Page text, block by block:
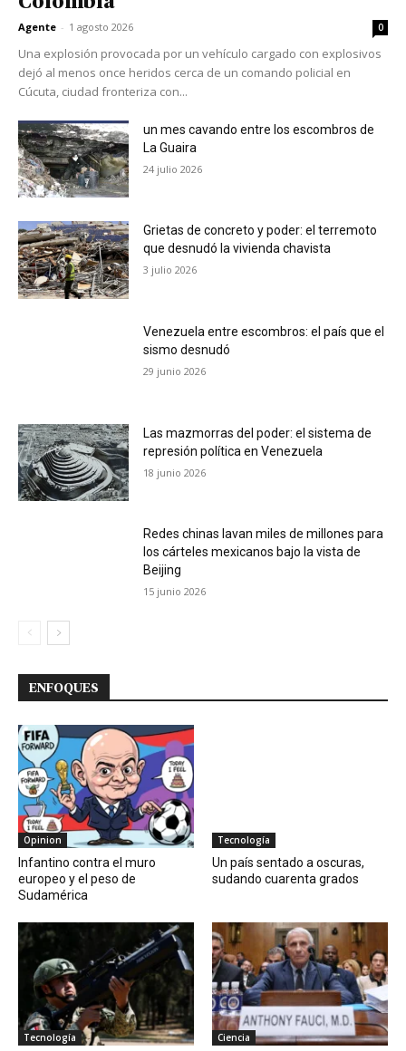
Agente - 1 agosto 2026 0
Una explosión provocada por un vehículo cargado con explosivos
dejó al menos once heridos cerca de un comando policial en
Cúcuta, ciudad fronteriza con...
un mes cavando entre los escombros de
La Guaira
24 julio 2026
Grietas de concreto y poder: el terremoto
que desnudó la vivienda chavista
3 julio 2026
Venezuela entre escombros: el país que el
sismo desnudó
29 junio 2026
Las mazmorras del poder: el sistema de
represión política en Venezuela
18 junio 2026
Redes chinas lavan miles de millones para
los cárteles mexicanos bajo la vista de
Beijing
15 junio 2026
ENFOQUES
Opinion
Infantino contra el muro
europeo y el peso de
Sudamérica
Tecnología
Un país sentado a oscuras,
sudando cuarenta grados
Tecnología Ciencia